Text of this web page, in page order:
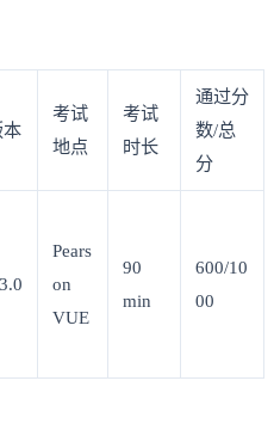
本
考试
地点
考试
时长
通过分
数/总
分
Pears
on
VUE
90
min
600/10
00